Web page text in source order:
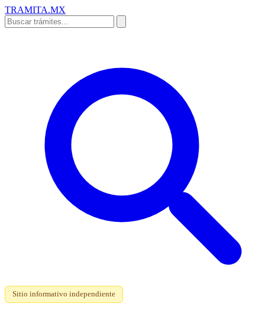
TRAMITA.MX
Sitio informativo independiente